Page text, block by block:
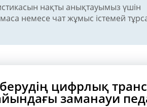
нақты анықтауымыз үшін
немесе чат жұмыс істемей
берудің цифрлық
заманауи